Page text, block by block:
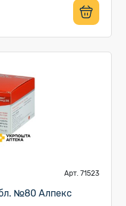
Арт. 71523
№80 Алпекс